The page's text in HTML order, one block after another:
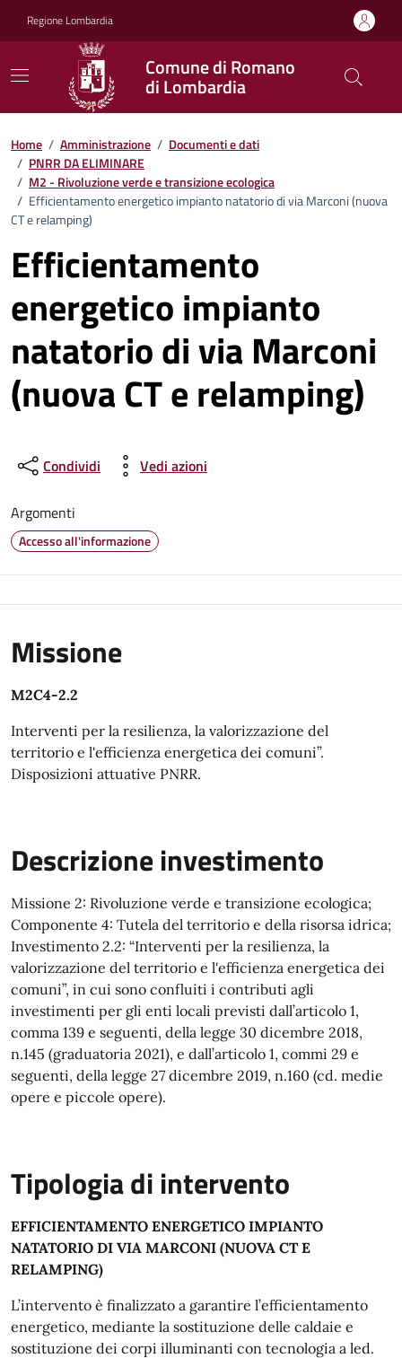
Regione Lombardia
Comune di Romano
di Lombardia
Home / Amministrazione / Documenti e dati
/ PNRR DA ELIMINARE
/ M2 - Rivoluzione verde e transizione ecologica
/ Efficientamento energetico impianto natatorio di via Marconi (nuova
CT e relamping)
Efficientamento
energetico impianto
natatorio di via Marconi
(nuova CT e relamping)
Condividi Vedi azioni
Argomenti
Accesso all'informazione
Missione
M2C4-2.2
Interventi per la resilienza, la valorizzazione del
territorio e l'efficienza energetica dei comuni”.
Disposizioni attuative PNRR.
Descrizione investimento
Missione 2: Rivoluzione verde e transizione ecologica;
Componente 4: Tutela del territorio e della risorsa idrica;
Investimento 2.2: “Interventi per la resilienza, la
valorizzazione del territorio e l'efficienza energetica dei
comuni”, in cui sono confluiti i contributi agli
investimenti per gli enti locali previsti dall’articolo 1,
comma 139 e seguenti, della legge 30 dicembre 2018,
n.145 (graduatoria 2021), e dall’articolo 1, commi 29 e
seguenti, della legge 27 dicembre 2019, n.160 (cd. medie
opere e piccole opere).
Tipologia di intervento
EFFICIENTAMENTO ENERGETICO IMPIANTO
NATATORIO DI VIA MARCONI (NUOVA CT E
RELAMPING)
L’intervento è finalizzato a garantire l’efficientamento
energetico, mediante la sostituzione delle caldaie e
sostituzione dei corpi illuminanti con tecnologia a led.